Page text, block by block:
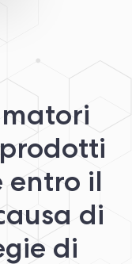
entro il
di
di